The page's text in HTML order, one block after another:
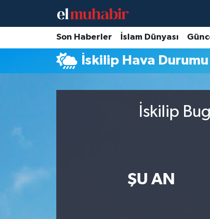
Son Haberler İslam Dünyası
İskilip Hava Durumu
İskilip
ŞU AN
Hava Durumu
Trafik Durumu